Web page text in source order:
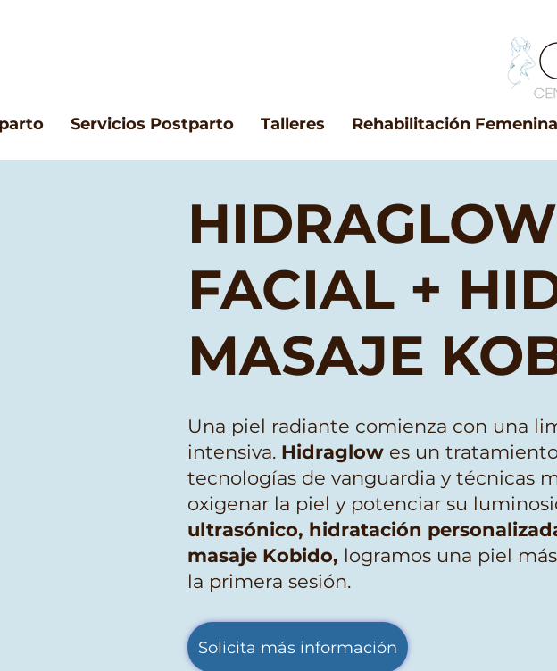
Servicios Postparto Talleres Rehabilitación Femenina
FACIAL +
MASAJE
Una piel radiante comienza con una
intensiva. Hidraglow es un
tecnologías de vanguardia y técnicas
oxigenar la piel y potenciar su
ultrasónico, hidratación
masaje Kobido, logramos una piel
la primera sesión.
Solicita más información